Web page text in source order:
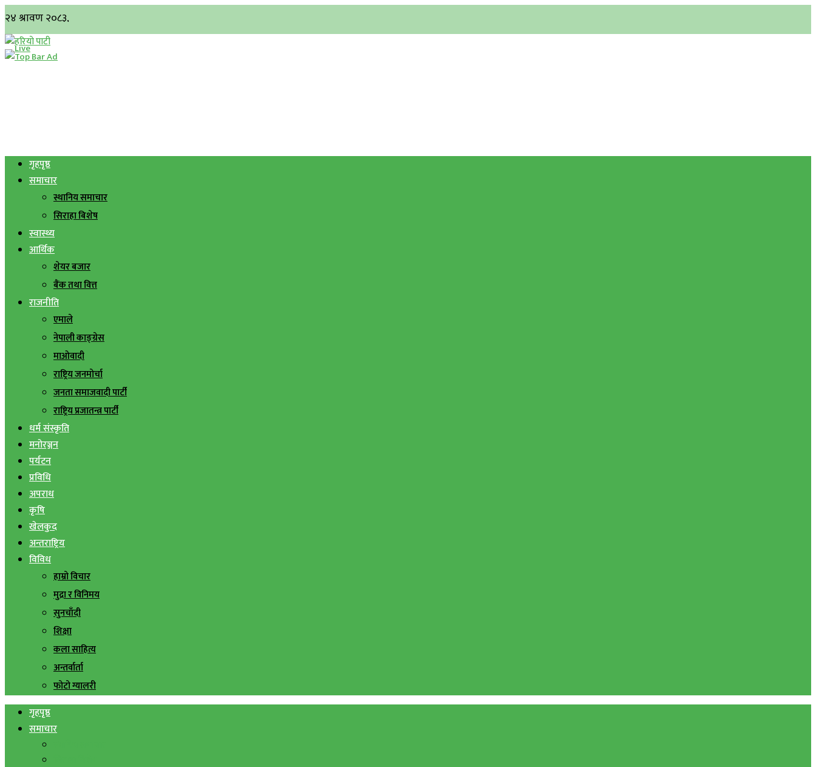
गृहपृष्ठ
समाचार
स्थानिय समाचार
सिराहा बिशेष
स्वास्थ्य
आर्थिक
शेयर बजार
बैंक तथा वित्त
राजनीति
एमाले
नेपाली काङ्ग्रेस
माओवादी
राष्ट्रिय जनमोर्चा
जनता समाजवादी पार्टी
राष्ट्रिय प्रजातन्त्र पार्टी
धर्म संस्कृति
मनोरञ्जन
पर्यटन
प्रविधि
अपराध
कृषि
खेलकुद
अन्तराष्ट्रिय
विविध
हाम्रो विचार
मुद्रा र विनिमय
सुनचाँदी
शिक्षा
कला साहित्य
अन्तर्वार्ता
फोटो ग्यालरी
गृहपृष्ठ
समाचार